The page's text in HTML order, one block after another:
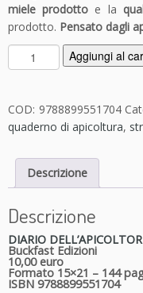
miele prodotto e la
prodotto. Pensato dagli
D
i
r
o
l
l'a
p
i
c
o
Aggiungi al
COD: 9788899551704
quaderno di apicoltura,
Descrizione
Descrizione
DIARIO
Buckfast Edizioni
10,00 euro
Formato 15×21 – 144
ISBN 9788899551704